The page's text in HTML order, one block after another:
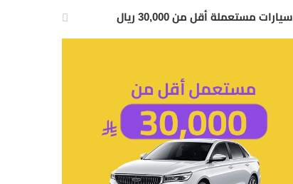
سيارات مستعملة أقل من 30,000 ريال